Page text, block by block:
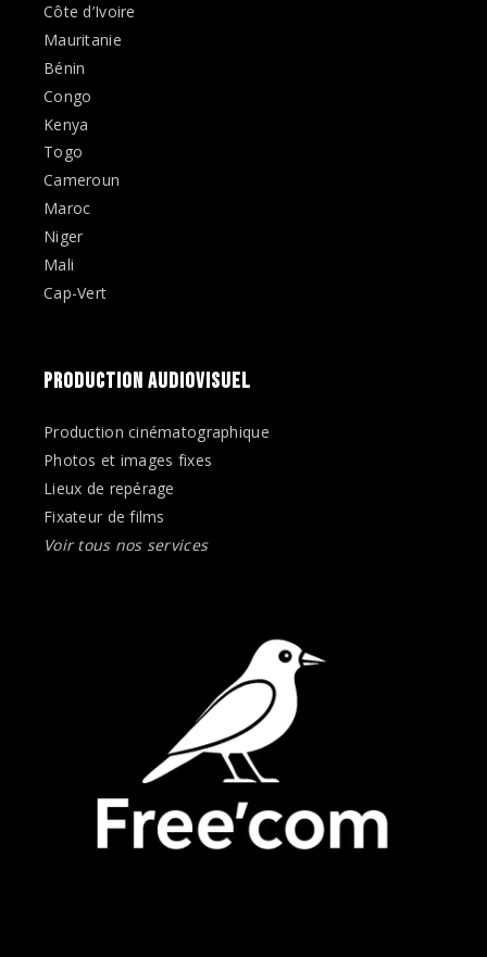
Côte d’Ivoire
Mauritanie
Bénin
Congo
Kenya
Togo
Cameroun
Maroc
Niger
Mali
Cap-Vert
PRODUCTION AUDIOVISUEL
Production cinématographique
Photos et images fixes
Lieux de repérage
Fixateur de films
Voir tous nos services